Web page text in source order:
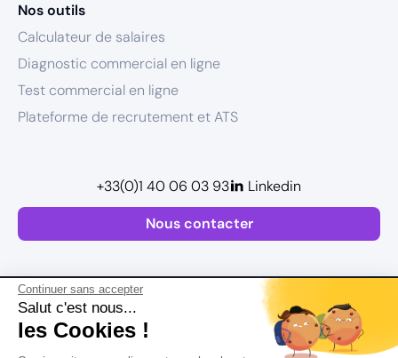
Continuer sans accepter
Salut c'est nous...
les Cookies !
Nos outils
Calculateur de salaires
Diagnostic commercial en ligne
Test commercial en ligne
Plateforme de recrutement et ATS
Nous contacter
+33(0)1 40 06 03 93 Linkedin